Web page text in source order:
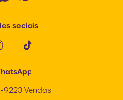
sociais
9223 Vendas